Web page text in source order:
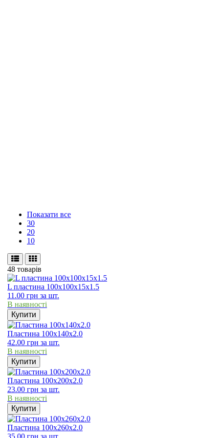
Показати все
30
20
10
48 товарів
L пластина 100х100х15х1.5
11.00 грн за шт.
В наявності
Купити
Пластина 100х140х2.0
42.00 грн за шт.
В наявності
Купити
Пластина 100х200х2.0
23.00 грн за шт.
В наявності
Купити
Пластина 100х260х2.0
35.00 грн за шт.